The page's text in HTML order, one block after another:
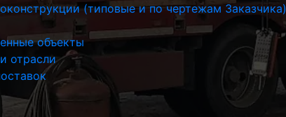
(типовые и по чертежам Заказчика)
объекты
отрасли